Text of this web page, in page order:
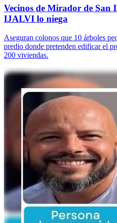
Vecinos de Mirador de San
IJALVI lo niega
Aseguran colonos que 10 árboles
predio donde pretenden edificar el
200 viviendas.